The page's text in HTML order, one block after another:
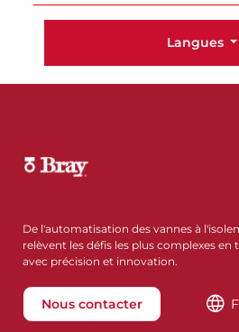
Langues
De l'automatisation des vannes à
relèvent les défis les plus complexes
avec précision et innovation.
Nous contacter